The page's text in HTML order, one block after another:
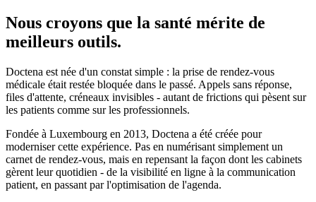
Nous croyons que la santé mérite de
meilleurs outils.
Doctena est née d'un constat simple : la prise de rendez-vous
médicale était restée bloquée dans le passé. Appels sans réponse,
files d'attente, créneaux invisibles - autant de frictions qui pèsent sur
les patients comme sur les professionnels.
Fondée à Luxembourg en 2013, Doctena a été créée pour
moderniser cette expérience. Pas en numérisant simplement un
carnet de rendez-vous, mais en repensant la façon dont les cabinets
gèrent leur quotidien - de la visibilité en ligne à la communication
patient, en passant par l'optimisation de l'agenda.